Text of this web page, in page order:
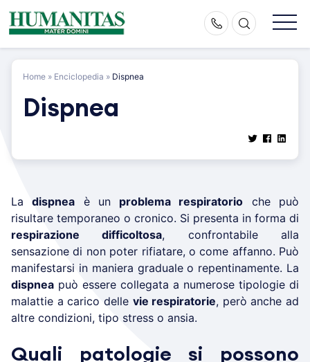
Skip
to
Home » Enciclopedia » Dispnea
Dispnea
Ladispnea è un problema respiratorio che può
risultare temporaneo o cronico. Si presenta in forma di
respirazione difficoltosa, confrontabile alla
sensazione di non poter rifiatare, o come affanno. Può
manifestarsi in maniera graduale o repentinamente. La
dispnea può essere collegata a numerose tipologie di
malattie a carico delle vie respiratorie, però anche ad
altre condizioni, tipo stress o ansia.
Quali patologie si possono